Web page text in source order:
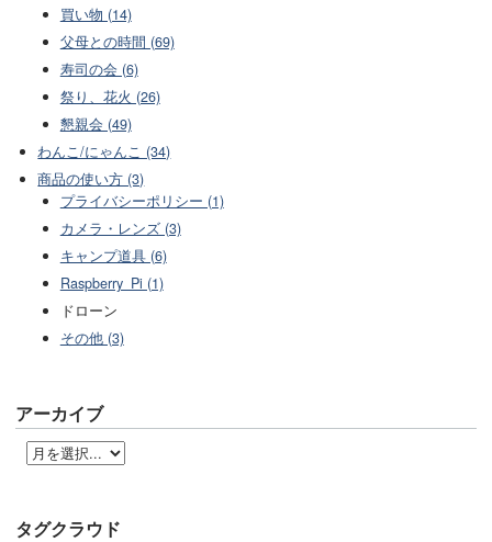
買い物 (14)
父母との時間 (69)
寿司の会 (6)
祭り、花火 (26)
懇親会 (49)
わんこ/にゃんこ (34)
商品の使い方 (3)
プライバシーポリシー (1)
カメラ・レンズ (3)
キャンプ道具 (6)
Raspberry_Pi (1)
ドローン
その他 (3)
アーカイブ
タグクラウド